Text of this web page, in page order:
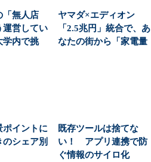
「無人店
運営してい
内で挑
ヤマダ×エディオン
「2.5兆円」統合で、あ
なたの街から「家電量
ポイントに
シェア別
既存ツールは捨てな
い！ アプリ連携で防
ぐ情報のサイロ化